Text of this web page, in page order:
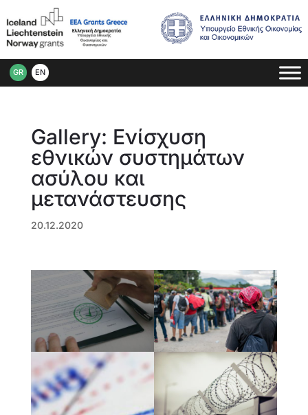
GR EN
Gallery: Ενίσχυση
εθνικών συστημάτων
ασύλου και
μετανάστευσης
20.12.2020